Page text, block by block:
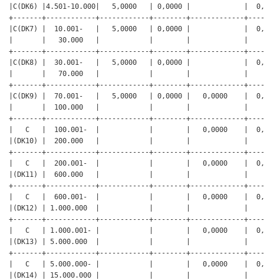
|C(DK6) |4.501-10.000|   5,0000   | 0,0000 |             |
+-------+------------+------------+--------+-------------
|C(DK7) |  10.001-   |   5,0000   | 0,0000 |             |
|       |   30.000   |            |        |             |
+-------+------------+------------+--------+-------------
|C(DK8) |  30.001-   |   5,0000   | 0,0000 |             |
|       |   70.000   |            |        |             |
+-------+------------+------------+--------+-------------
|C(DK9) |  70.001-   |   5,0000   | 0,0000 |   0,0000    |
|       |  100.000   |            |        |             |
+-------+------------+------------+--------+-------------
|   C   |  100.001-  |            |        |   0,0000    |
|(DK10) |  200.000   |            |        |             |
+-------+------------+------------+--------+-------------
|   C   |  200.001-  |            |        |   0,0000    |
|(DK11) |  600.000   |            |        |             |
+-------+------------+------------+--------+-------------
|   C   |  600.001-  |            |        |   0,0000    |
|(DK12) | 1.000.000  |            |        |             |
+-------+------------+------------+--------+-------------
|   C   | 1.000.001- |            |        |   0,0000    |
|(DK13) | 5.000.000  |            |        |             |
+-------+------------+------------+--------+-------------
|   C   | 5.000.000- |            |        |   0,0000    |
|(DK14) | 15.000.000 |            |        |             |